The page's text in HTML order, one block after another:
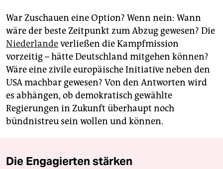
War Zuschauen eine Option? Wenn nein: Wann
wäre der beste Zeitpunkt zum Abzug gewesen? Die
Niederlandeverließen die Kampfmission
vorzeitig – hätte Deutschland mitgehen können?
Wäre eine zivile europäische Initiative neben den
USA machbar gewesen? Von den Antworten wird
es abhängen, ob demokratisch gewählte
Regierungen in Zukunft überhaupt noch
bündnistreu sein wollen und können.
Die Engagierten stärken